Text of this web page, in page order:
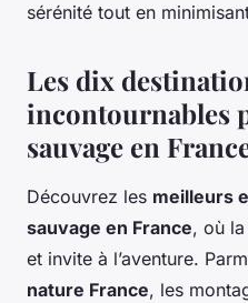
sérénité tout en
Les dix
incontournables
sauvage en
Découvrez les meilleurs
sauvage en France, où
et invite à l’aventure.
nature France, les